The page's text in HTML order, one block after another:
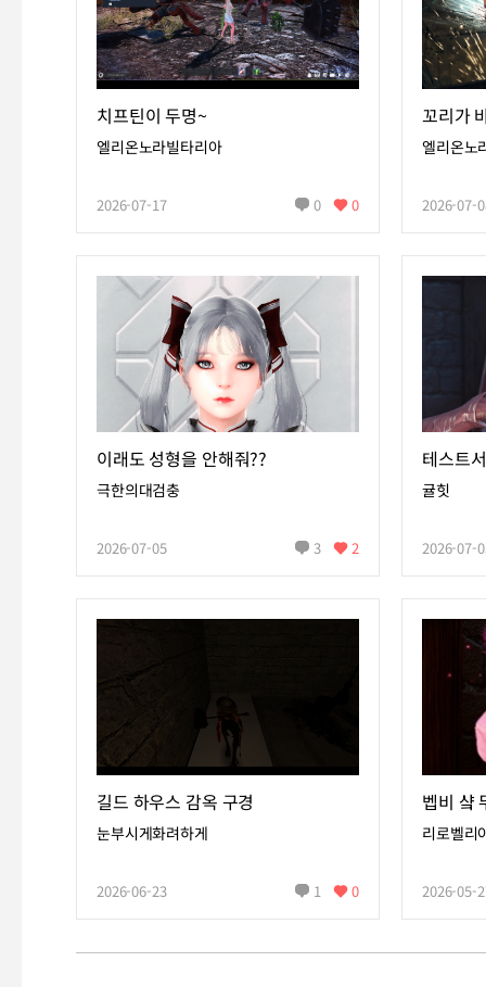
치프틴이 두명~
엘리온노라빌타리아
2026-07-17 0 0
엘리온노
2026-07-
이래도 성형을 안해줘??
극한의대검충
2026-07-05 3 2
테스트
귤힛
2026-07-
길드 하우스 감옥 구경
눈부시게화려하게
2026-06-23 1 0
벱비 샼
리로벨리
2026-05-